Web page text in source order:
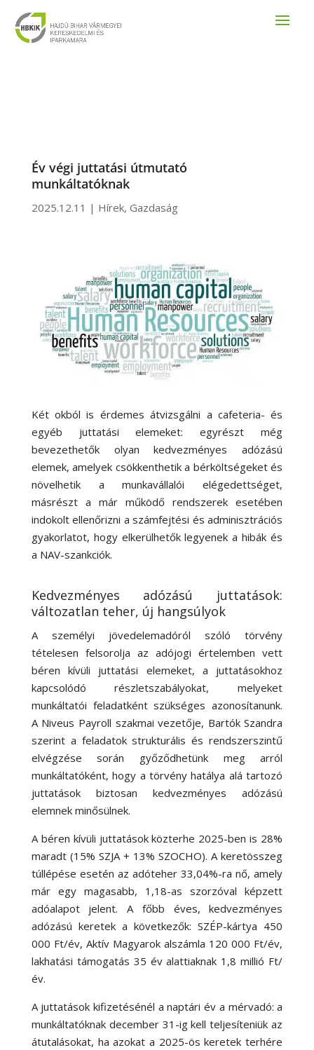
Év végi juttatási útmutató
munkáltatóknak
2025.12.11 | Hírek, Gazdaság
Két okból is érdemes átvizsgálni a cafeteria- és
egyéb juttatási elemeket: egyrészt még
bevezethetők olyan kedvezményes adózású
elemek, amelyek csökkenthetik a bérköltségeket és
növelhetik a munkavállalói elégedettséget,
másrészt a már működő rendszerek esetében
indokolt ellenőrizni a számfejtési és adminisztrációs
gyakorlatot, hogy elkerülhetők legyenek a hibák és
a NAV-szankciók.
Kedvezményes adózású juttatások:
változatlan teher, új hangsúlyok
A személyi jövedelemadóról szóló törvény
tételesen felsorolja az adójogi értelemben vett
béren kívüli juttatási elemeket, a juttatásokhoz
kapcsolódó részletszabályokat, melyeket
munkáltatói feladatként szükséges azonosítanunk.
A Niveus Payroll szakmai vezetője, Bartók Szandra
szerint a feladatok strukturális és rendszerszintű
elvégzése során győződhetünk meg arról
munkáltatóként, hogy a törvény hatálya alá tartozó
juttatások biztosan kedvezményes adózású
elemnek minősülnek.
A béren kívüli juttatások közterhe 2025-ben is 28%
maradt (15% SZJA + 13% SZOCHO). A keretösszeg
túllépése esetén az adóteher 33,04%-ra nő, amely
már egy magasabb, 1,18-as szorzóval képzett
adóalapot jelent.
A főbb éves, kedvezményes
adózású keretek a következők: SZÉP-kártya 450
000 Ft/év, Aktív Magyarok alszámla 120 000 Ft/év,
lakhatási támogatás 35 év alattiaknak 1,8 millió Ft/
év.
A juttatások kifizetésénél a naptári év a mérvadó: a
munkáltatóknak december 31-ig kell teljesíteniük az
átutalásokat, ha azokat a 2025-ös keretek terhére